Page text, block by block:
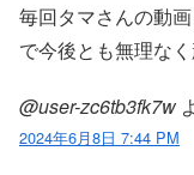
毎回タマさんの動
で今後とも無理なく
@user-zc6tb3fk7w
2024年6月8日 7:44 PM